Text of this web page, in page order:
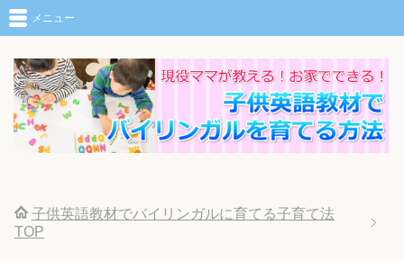
メニュー
子供英語教材でバイリンガルに育てる子育て法
TOP